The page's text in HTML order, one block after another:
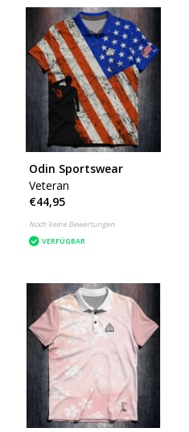
Odin Sportswear
Veteran
€44,95
Noch keine Bewertungen
VERFÜGBAR